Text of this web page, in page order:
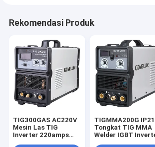
Rekomendasi Produk
TIG300GAS AC220V
Mesin Las TIG
Inverter 220amps
TIGMMA200G IP21
Tongkat TIG MMA
Welder IGBT